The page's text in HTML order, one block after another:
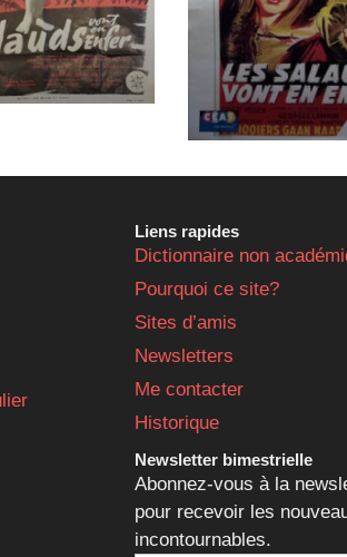
Liens rapides
Dictionnaire non
Pourquoi ce site?
Sites d’amis
Newsletters
Me contacter
Historique
Newsletter bimestrielle
Abonnez-vous à la
pour recevoir les
incontournables.